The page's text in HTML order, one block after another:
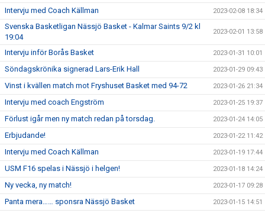
Intervju med Coach Källman 2023-02-08 18:34
Svenska Basketligan Nässjö Basket - Kalmar Saints 9/2 kl
19:04
2023-02-01 13:58
Intervju inför Borås Basket 2023-01-31 10:01
Söndagskrönika signerad Lars-Erik Hall 2023-01-29 09:43
Vinst i kvällen match mot Fryshuset Basket med 94-72 2023-01-26 21:34
Intervju med coach Engström 2023-01-25 19:37
Förlust igår men ny match redan på torsdag. 2023-01-24 14:05
Erbjudande! 2023-01-22 11:42
Intervju med Coach Källman 2023-01-19 17:44
USM F16 spelas i Nässjö i helgen! 2023-01-18 14:24
Ny vecka, ny match! 2023-01-17 09:28
Panta mera…… sponsra Nässjö Basket 2023-01-15 14:51